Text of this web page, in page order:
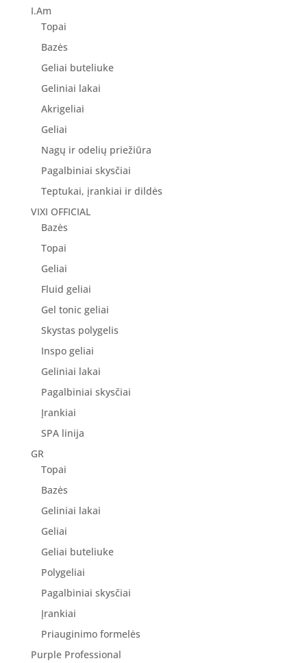
I.Am
Topai
Bazės
Geliai buteliuke
Geliniai lakai
Akrigeliai
Geliai
Nagų ir odelių priežiūra
Pagalbiniai skysčiai
Teptukai, įrankiai ir dildės
VIXI OFFICIAL
Bazės
Topai
Geliai
Fluid geliai
Gel tonic geliai
Skystas polygelis
Inspo geliai
Geliniai lakai
Pagalbiniai skysčiai
Įrankiai
SPA linija
GR
Topai
Bazės
Geliniai lakai
Geliai
Geliai buteliuke
Polygeliai
Pagalbiniai skysčiai
Įrankiai
Priauginimo formelės
Purple Professional